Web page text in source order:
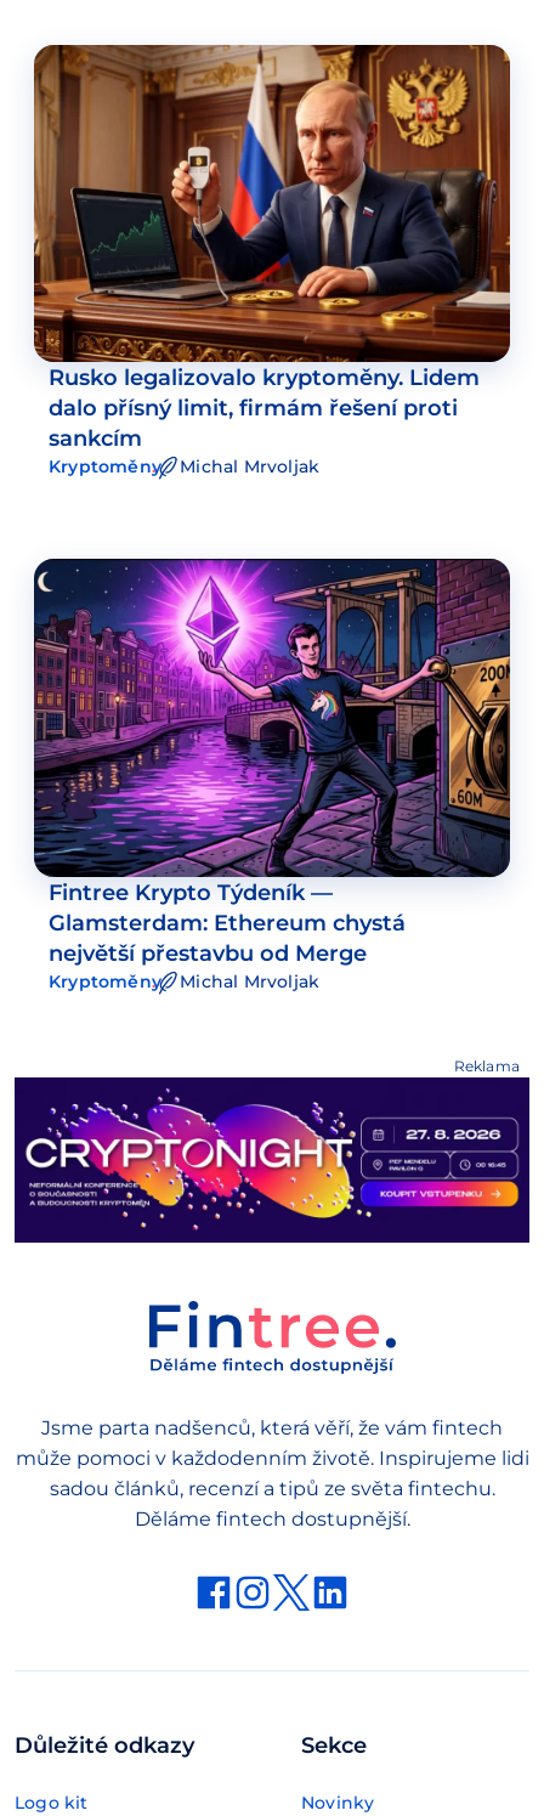
Rusko legalizovalo kryptoměny. Lidem
dalo přísný limit, firmám řešení proti
sankcím
Kryptoměny Michal Mrvoljak
Fintree Krypto Týdeník —
Glamsterdam: Ethereum chystá
největší přestavbu od Merge
Kryptoměny Michal Mrvoljak
Reklama
Jsme parta nadšenců, která věří, že vám fintech
může pomoci v každodenním životě. Inspirujeme lidi
sadou článků, recenzí a tipů ze světa fintechu.
Děláme fintech dostupnější.
Důležité odkazy
Logo kit
Sekce
Novinky